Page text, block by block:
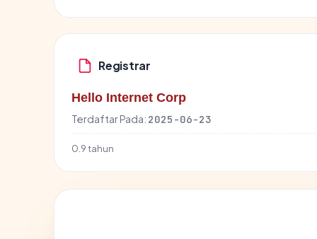
Registrar
Hello Internet Corp
Terdaftar Pada: 2025-06-23
0.9 tahun